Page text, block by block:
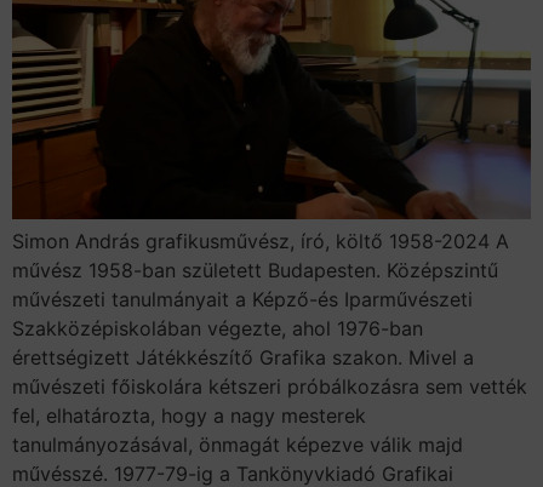
Simon András grafikusművész, író, költő 1958-2024 A
művész 1958-ban született Budapesten. Középszintű
művészeti tanulmányait a Képző-és Iparművészeti
Szakközépiskolában végezte, ahol 1976-ban
érettségizett Játékkészítő Grafika szakon. Mivel a
művészeti főiskolára kétszeri próbálkozásra sem vették
fel, elhatározta, hogy a nagy mesterek
tanulmányozásával, önmagát képezve válik majd
művésszé. 1977-79-ig a Tankönyvkiadó Grafikai